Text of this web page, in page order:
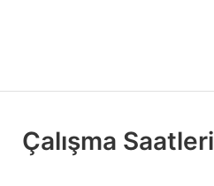
Çalışma Saatleri